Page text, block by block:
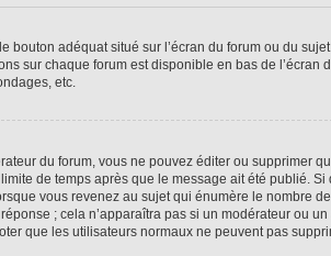
adéquat situé sur l’écran du forum ou du
sur chaque forum est disponible en bas de l’écran
etc.
du forum, vous ne pouvez éditer ou supprimer
de temps après que le message ait été publié.
vous revenez au sujet qui énumère le nombre
; cela n’apparaîtra pas si un modérateur ou
que les utilisateurs normaux ne peuvent pas